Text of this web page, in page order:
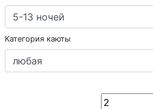
Категория каюты